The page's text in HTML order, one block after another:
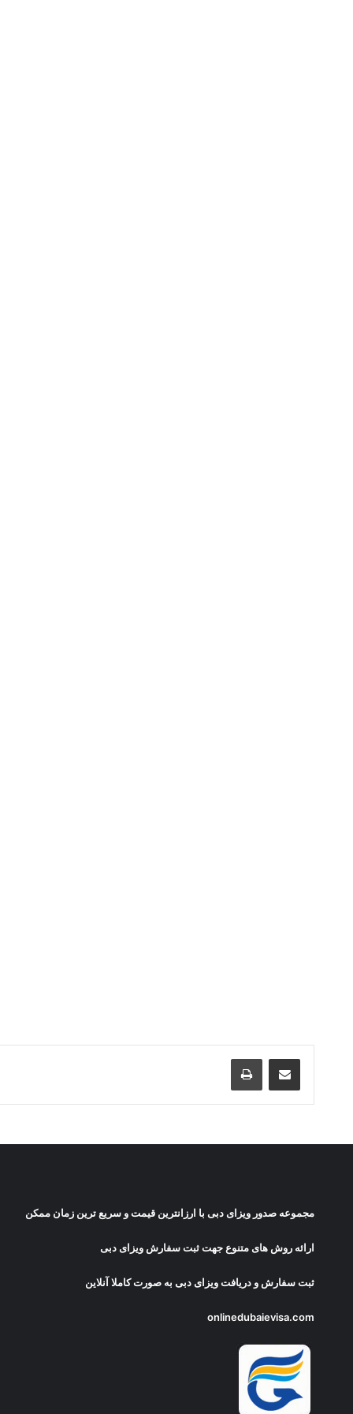
اشتراک گذاری از طریق ایمیل چاپ
مجموعه صدور ویزای دبیبا ارزانترین قیمت و سریع ترین زمان ممکن
ارائه روش های متنوع جهت ثبت سفارش ویزای دبی
ثبت سفارش و دریافتویزای دبیبه صورت کاملا آنلاین
onlinedubaievisa.com